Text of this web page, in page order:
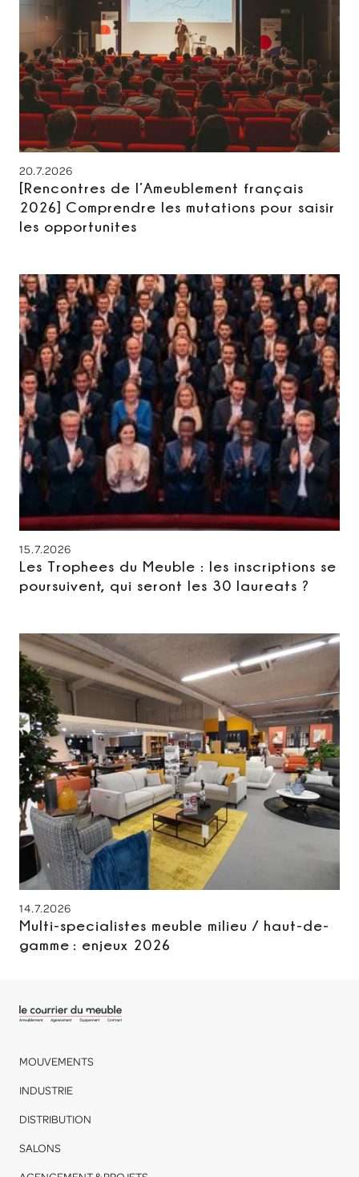
20.7.2026
[Rencontres de l’Ameublement français
2026] Comprendre les mutations pour saisir
les opportunites
15.7.2026
Les Trophees du Meuble : les inscriptions se
poursuivent, qui seront les 30 laureats ?
14.7.2026
Multi-specialistes meuble milieu / haut-de-
gamme : enjeux 2026
MOUVEMENTS
INDUSTRIE
DISTRIBUTION
SALONS